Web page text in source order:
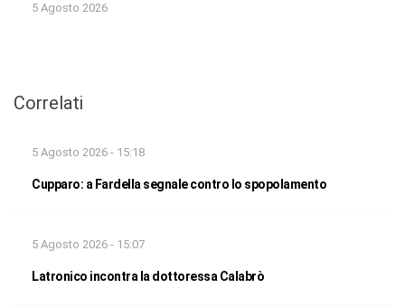
5 Agosto 2026
Correlati
5 Agosto 2026 - 15:18
Cupparo: a Fardella segnale contro lo spopolamento
5 Agosto 2026 - 15:07
Latronico incontra la dottoressa Calabrò